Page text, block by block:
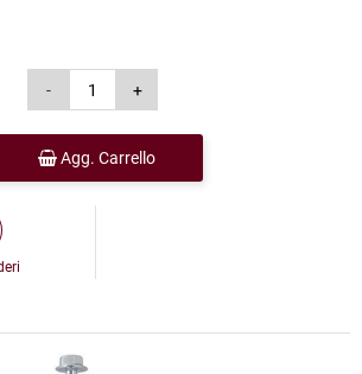
Agg. Carrello